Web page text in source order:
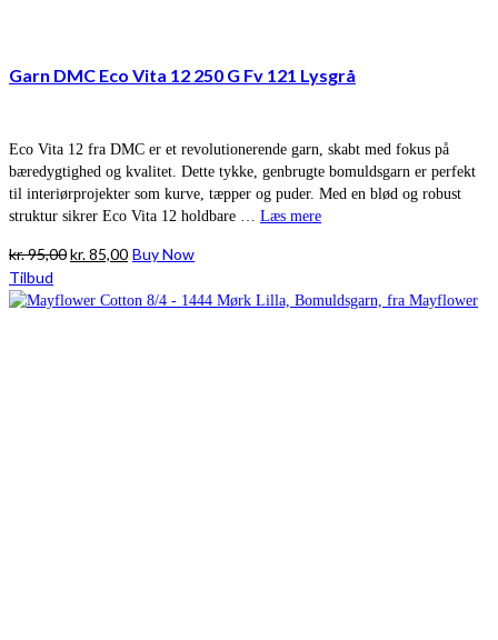
Garn DMC Eco Vita 12 250 G Fv 121 Lysgrå
Eco Vita 12 fra DMC er et revolutionerende garn, skabt med fokus på
bæredygtighed og kvalitet. Dette tykke, genbrugte bomuldsgarn er perfekt
til interiørprojekter som kurve, tæpper og puder. Med en blød og robust
struktur sikrer Eco Vita 12 holdbare … Læs mere
kr.95,00Den
pris
kr.85,00Den
pris
Buy Now
Tilbud